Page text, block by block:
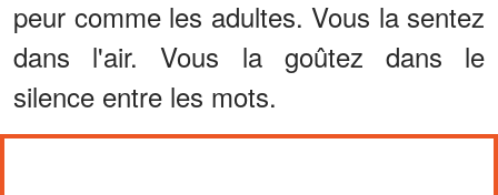
peur comme les adultes. Vous la sentez
dans l'air. Vous la goûtez dans le
silence entre les mots.